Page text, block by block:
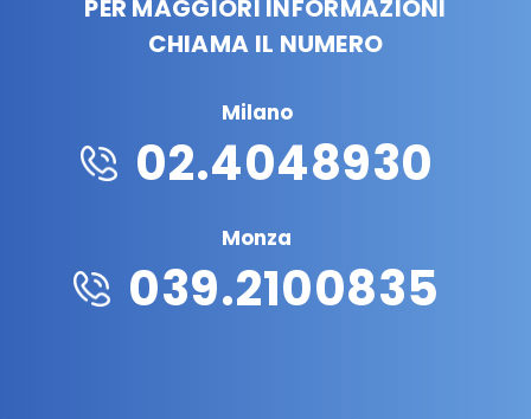
PER MAGGIORI INFORMAZIONI
CHIAMA IL NUMERO
Milano
02.4048930
Monza
039.2100835